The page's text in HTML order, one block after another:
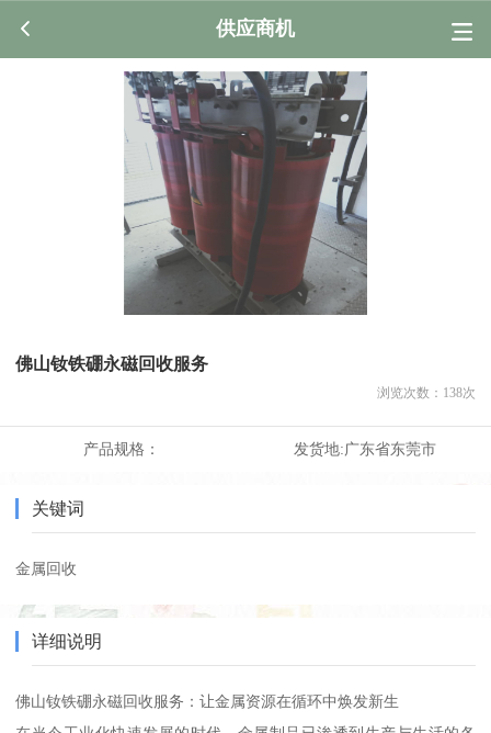
供应商机
佛山钕铁硼永磁回收服务
浏览次数： 138次
产品规格： 发货地:广东省东莞市
关键词
金属回收
详细说明
佛山钕铁硼永磁回收服务：让金属资源在循环中焕发新生